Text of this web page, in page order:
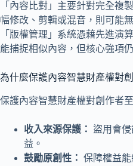
「內容比對」主要針對完全複
幅修改、剪輯或混音，則可能
「版權管理」系統憑藉先進演
能捕捉相似內容，但核心強項
為什麼保護內容智慧財產權對
保護內容智慧財產權對創作者
收入來源保護： 盜用會
益。
鼓勵原創性： 保障權益